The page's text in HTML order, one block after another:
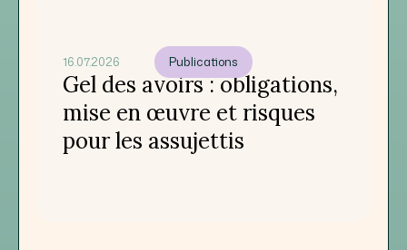
16.07.2026
Gel des avoirs : obligations,
mise en œuvre et risques
pour les assujettis
Publications